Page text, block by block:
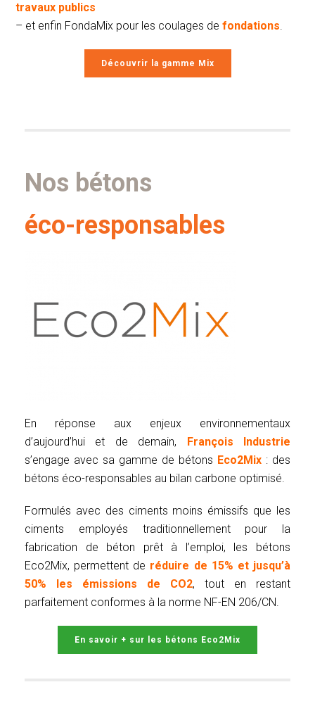
travaux publics
– et enfin FondaMix pour les coulages defondations.
Découvrir la gamme Mix
Nos bétons
éco-responsables
En réponse aux enjeux environnementaux
d’aujourd’hui et de demain, François Industrie
s’engage avec sa gamme de bétons Eco2Mix : des
bétons éco-responsables au bilan carbone optimisé.
Formulés avec des ciments moins émissifs que les
ciments employés traditionnellement pour la
fabrication de béton prêt à l’emploi, les bétons
Eco2Mix, permettent de réduire de 15% et jusqu’à
50% les émissions de CO2, tout en restant
parfaitement conformes à la norme NF-EN 206/CN.
En savoir + sur les bétons Eco2Mix